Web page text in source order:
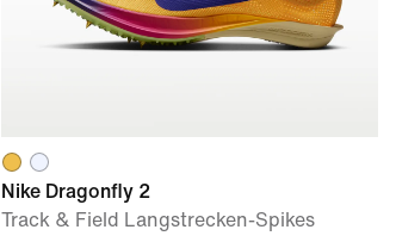
Nike Dragonfly 2
Track & Field Langstrecken-Spikes